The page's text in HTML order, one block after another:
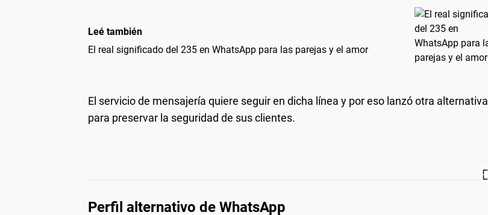
Leé también
El real significado del 235 en WhatsApp para las parejas y el amor
El servicio de mensajería quiere seguir en dicha línea y por eso lanzó otra alternativa
para preservar la seguridad de sus clientes.
Perfil alternativo de WhatsApp